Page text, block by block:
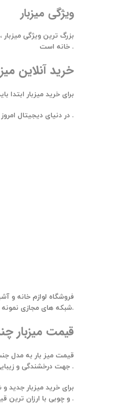
ویژگی میزبار
بزرگ ترین ویژگی
خانه است .
خرید آنلاین
برای خرید میزبار ابتدا
در دنیای دیجیتال امروز برای خرید میزبار دیگر نیازی به حضور در فروشگاه نیست . به جای تردد در خیابان های شلوغ و پر ترافیک می توانید از خرید اینترنتی بهره ببرید .
فروشگاه لوازم خانه و
شبکه های مجازی نمونه دلخواه را از عکس میزبار موجود در سایت فروشگاهی مهرنگاری انتخاب و خرید خود را ثبت کنید.
قیمت میزبار
قیمت میز بار به مدل
جهت درخشندگی و زیبایی بیشتر استفاده شده است . که می تواند بر قیمت میزبار موثر باشد .
برای خرید میزبار
و چوبی با ارزان ترین قیمت بازار را می توانید در فروشگاه مهرنگاری خریداری کنید .